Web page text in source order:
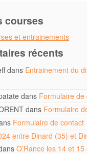
courses
et entrainements
récents
dans Entrainement du
dans Formulaire de
dans Formulaire
Formulaire de contact
entre Dinard (35) et
O’Rance les 14 et